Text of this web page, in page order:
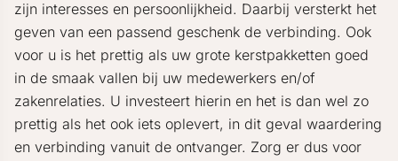
zijn interesses en persoonlijkheid. Daarbij versterkt het
geven van een passend geschenk de verbinding. Ook
voor u is het prettig als uw grote kerstpakketten goed
in de smaak vallen bij uw medewerkers en/of
zakenrelaties. U investeert hierin en het is dan wel zo
prettig als het ook iets oplevert, in dit geval waardering
en verbinding vanuit de ontvanger. Zorg er dus voor